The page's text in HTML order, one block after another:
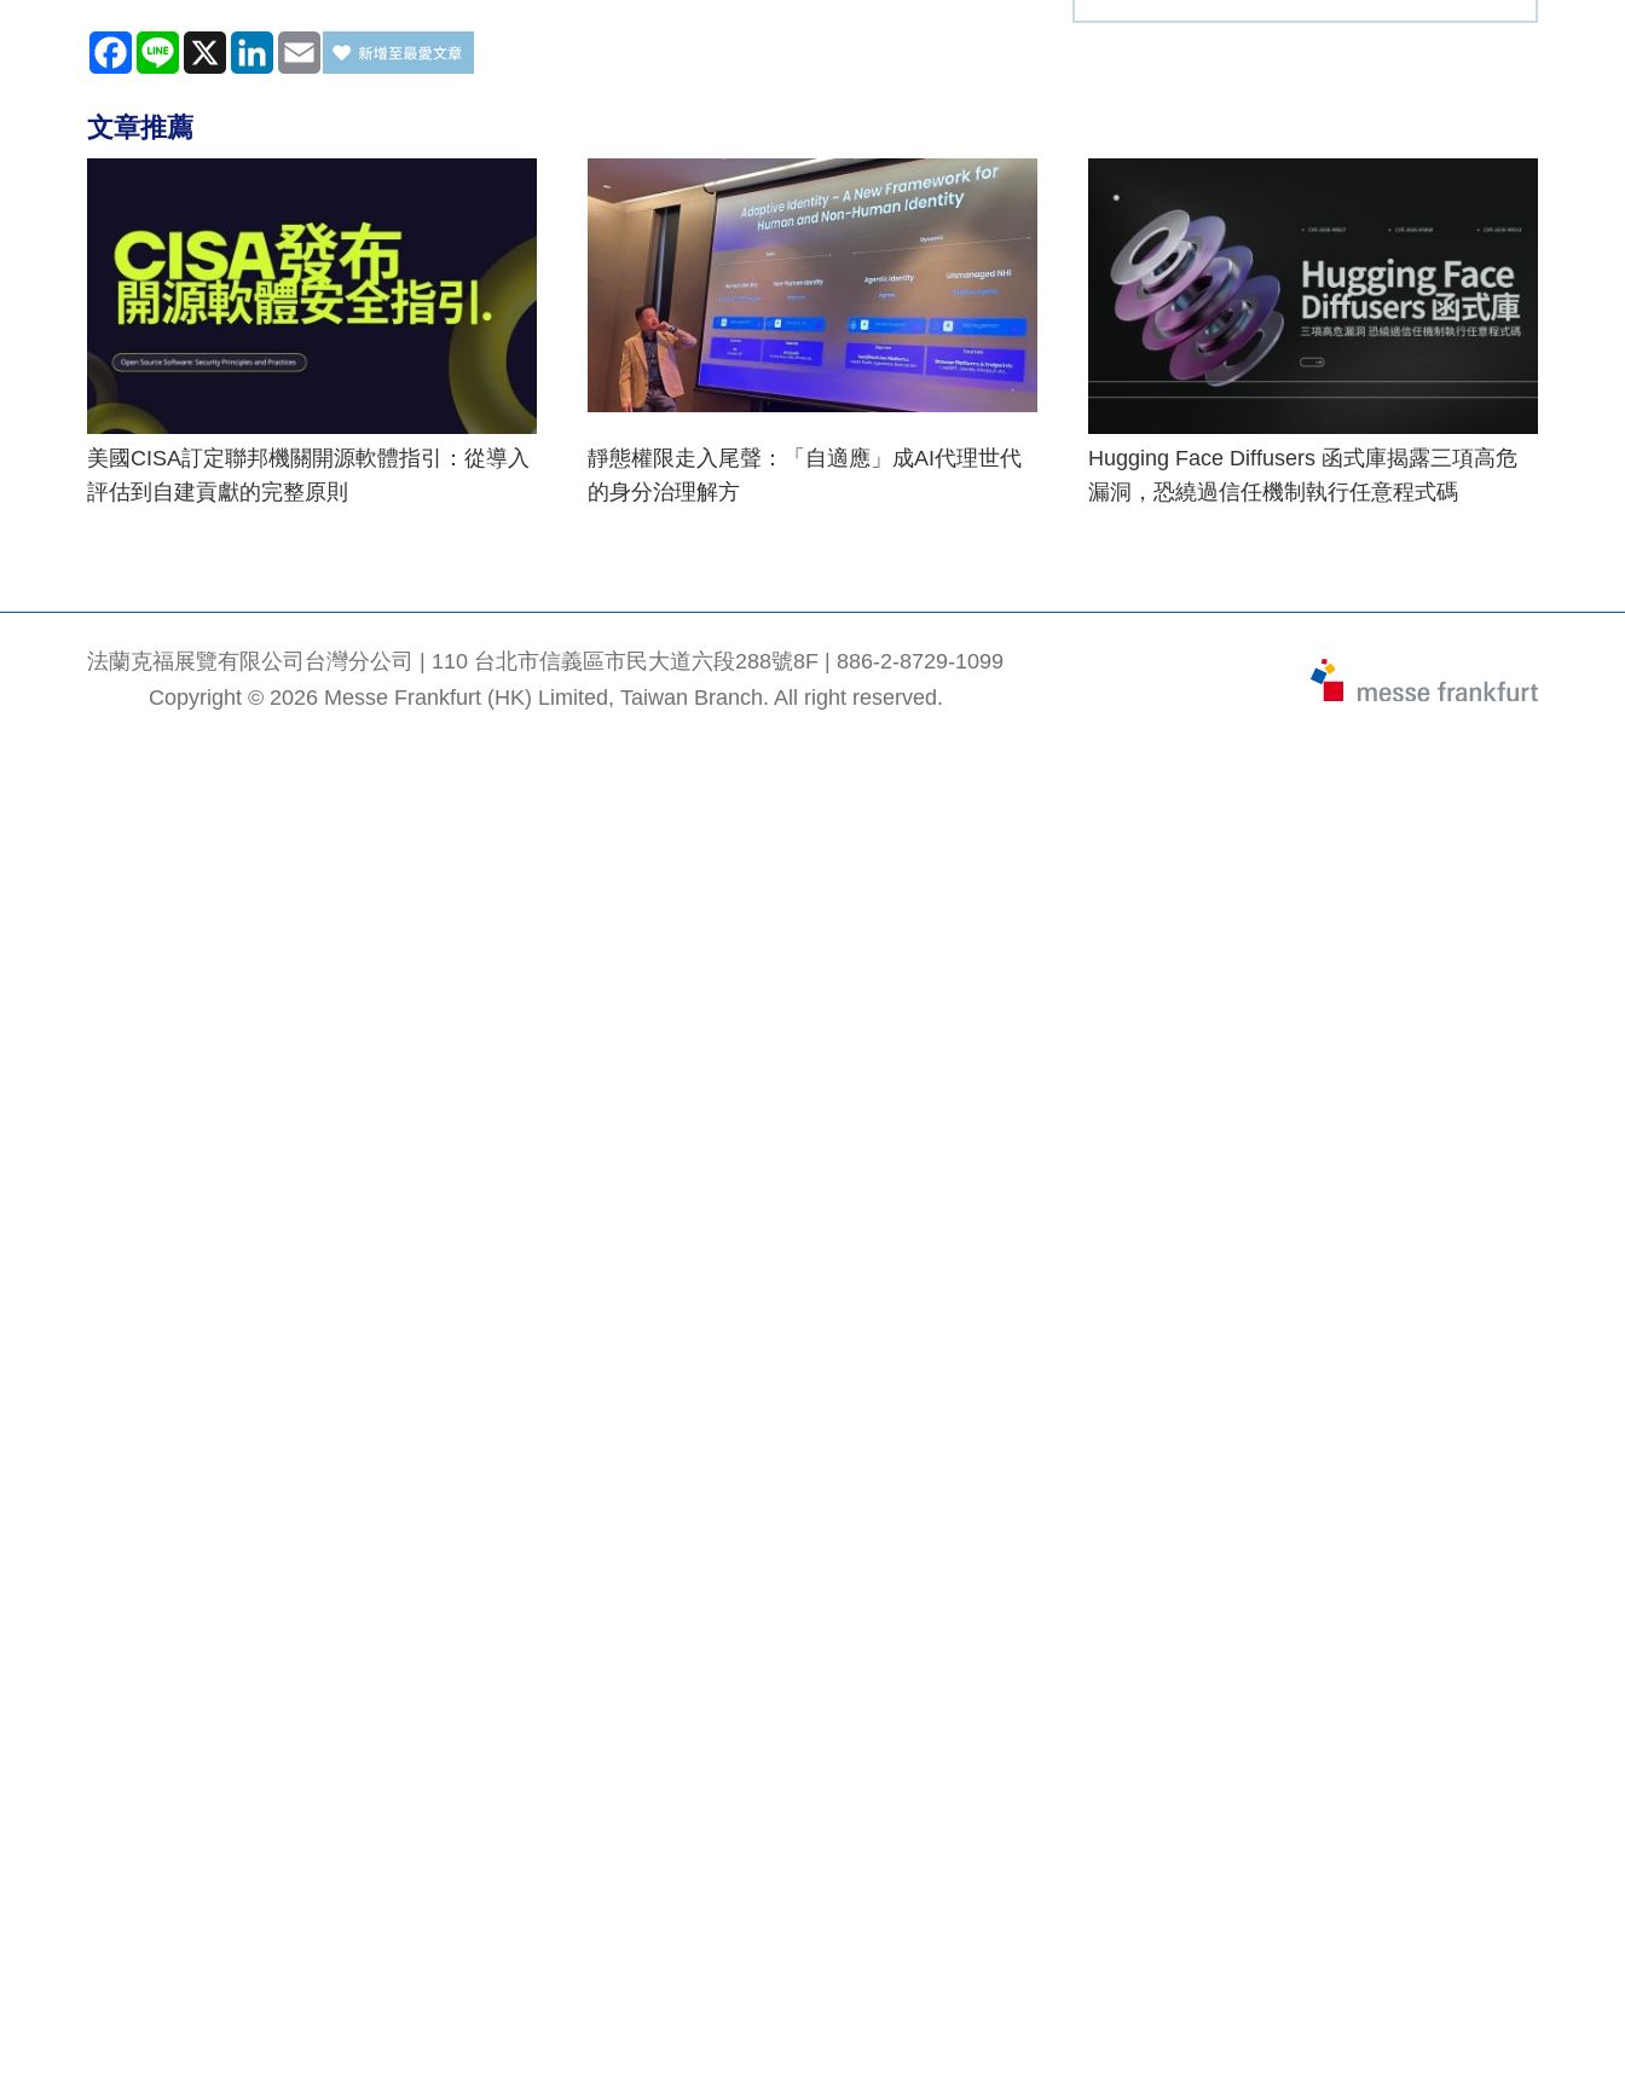
Facebook
Line X LinkedInEmail
文章推薦
美國CISA訂定聯邦機關開源軟體指引：從導入
評估到自建貢獻的完整原則
靜態權限走入尾聲：「自適應」成AI代理世代
的身分治理解方
Hugging Face Diffusers 函式庫揭露三項高危
漏洞，恐繞過信任機制執行任意程式碼
法蘭克福展覽有限公司台灣分公司 | 110 台北市信義區市民大道六段288號8F | 886-2-8729-1099
Copyright © 2026 Messe Frankfurt (HK) Limited, Taiwan Branch. All right reserved.